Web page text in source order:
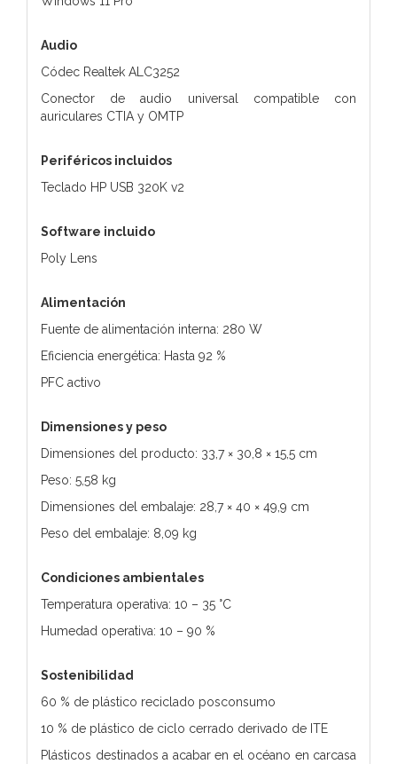
Audio
Códec Realtek ALC3252
Conector de audio universal compatible con
auriculares CTIA y OMTP
Periféricos incluidos
Teclado HP USB 320K v2
Software incluido
Poly Lens
Alimentación
Fuente de alimentación interna: 280 W
Eficiencia energética: Hasta 92 %
PFC activo
Dimensiones y peso
Dimensiones del producto: 33,7 × 30,8 × 15,5 cm
Peso: 5,58 kg
Dimensiones del embalaje: 28,7 × 40 × 49,9 cm
Peso del embalaje: 8,09 kg
Condiciones ambientales
Temperatura operativa: 10 – 35 °C
Humedad operativa: 10 – 90 %
Sostenibilidad
60 % de plástico reciclado posconsumo
10 % de plástico de ciclo cerrado derivado de ITE
Plásticos destinados a acabar en el océano en carcasa